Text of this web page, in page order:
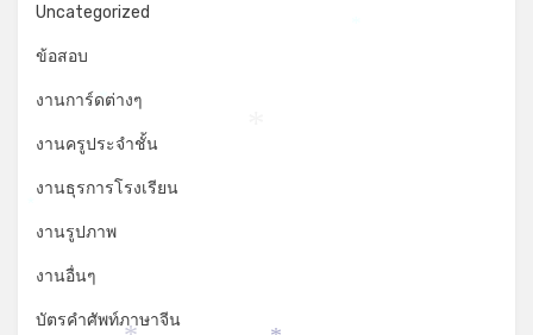
Uncategorized
ข้อสอบ
งานการ์ดต่างๆ
งานครูประจำชั้น
งานธุรการโรงเรียน
งานรูปภาพ
งานอื่นๆ
บัตรคำศัพท์ภาษาจีน
*